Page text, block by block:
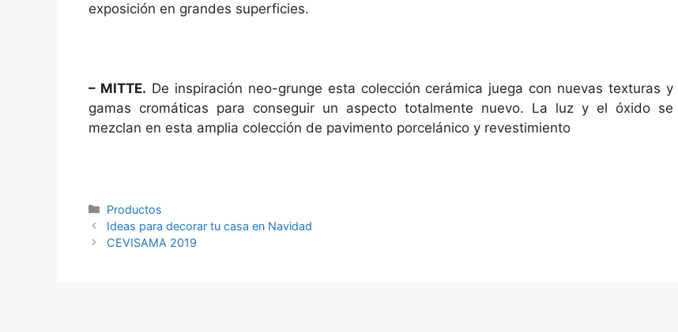
exposición en grandes superficies.
– MITTE. De inspiración neo-grunge esta colección cerámica juega con nuevas texturas y
gamas cromáticas para conseguir un aspecto totalmente nuevo. La luz y el óxido se
mezclan en esta amplia colección de pavimento porcelánico y revestimiento
Productos
Ideas para decorar tu casa en Navidad
CEVISAMA 2019